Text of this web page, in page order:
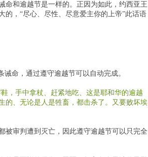
命和逾越节是一样的。正因为如此，约西亚王
的，“尽心、尽性、尽意爱主你的上帝”此话语
命，通过遵守逾越节可以自动完成。
，手中拿杖、赶紧地吃、这是耶和华的逾越
的、无论是人是牲畜，都击杀了。又要败坏埃
被审判遭到灭亡，因此遵守逾越节可以只完全